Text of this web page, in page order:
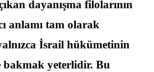
dayanışma filolarının
anlamı tam olarak
İsrail hükümetinin
bakmak yeterlidir. Bu